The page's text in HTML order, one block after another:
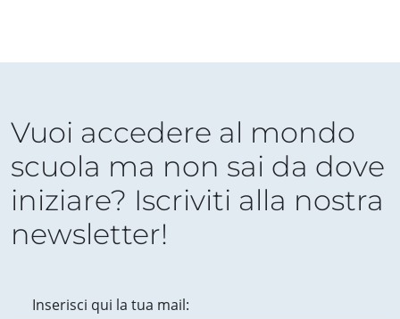
Vuoi accedere al mondo
scuola ma non sai da dove
iniziare? Iscriviti alla nostra
newsletter!
Inserisci qui la tua mail: